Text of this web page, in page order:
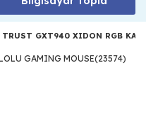
TRUST GXT940 XIDON RGB